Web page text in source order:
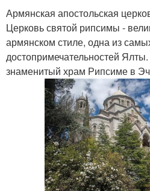
Армянская апостольская
Церковь святой рипсимы -
армянском стиле, одна из
достопримечательностей
знаменитый храм Рипсиме в